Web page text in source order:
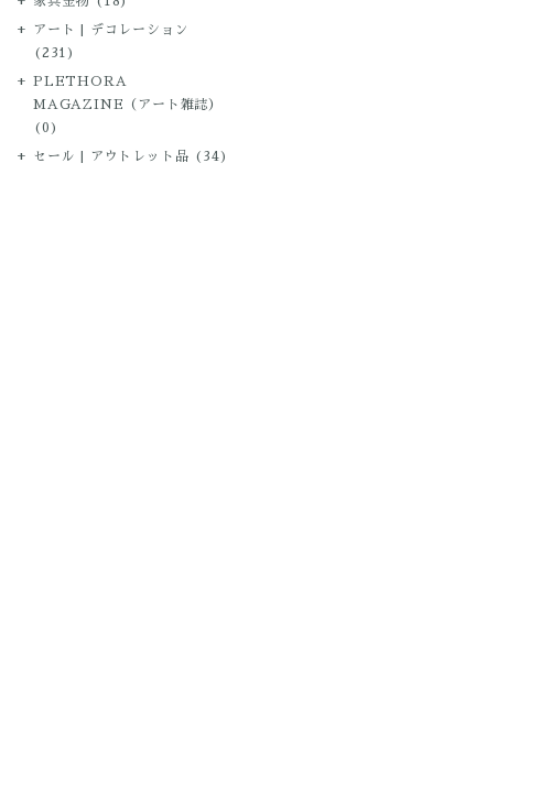
アート | デコレーション
(231)
PLETHORA
MAGAZINE（アート雑誌）
(0)
セール | アウトレット品 (34)